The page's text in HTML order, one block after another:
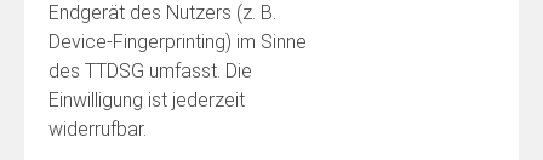
Endgerät des Nutzers (z. B.
Device-Fingerprinting) im Sinne
des TTDSG umfasst. Die
Einwilligung ist jederzeit
widerrufbar.